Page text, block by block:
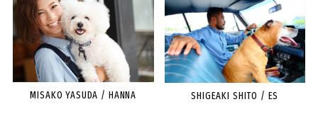
MISAKO YASUDA / HANNA SHIGEAKI SHITO / ES